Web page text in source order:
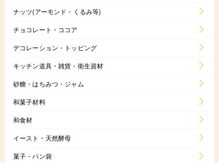
ナッツ(アーモンド・くるみ等)
チョコレート・ココア
デコレーション・トッピング
キッチン道具・雑貨・衛生資材
砂糖・はちみつ・ジャム
和菓子材料
和食材
イースト・天然酵母
菓子・パン袋